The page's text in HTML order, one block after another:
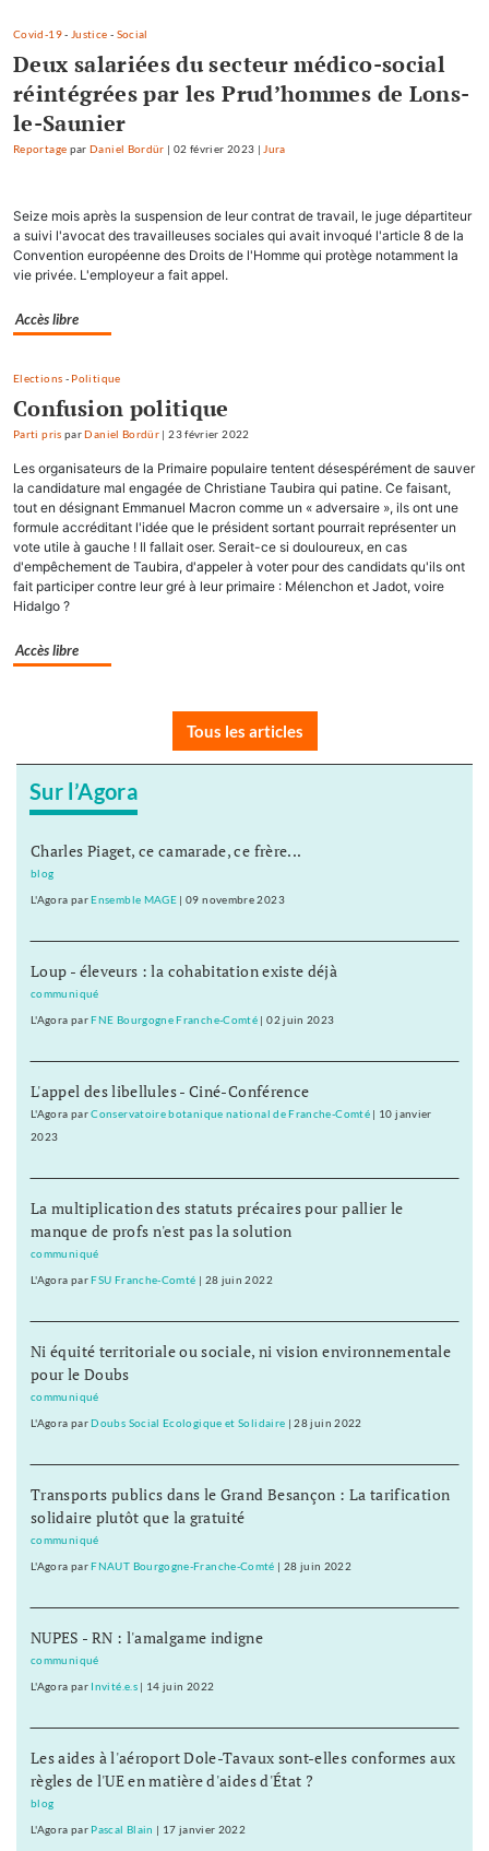
Covid-19- Justice - Social
Deux salariées du secteur médico-social
réintégrées par les Prud’hommes de Lons-
le-Saunier
Reportage parDaniel Bordür | 02 février 2023 | Jura
Seize mois après la suspension de leur contrat de travail, le juge départiteur
a suivi l'avocat des travailleuses sociales qui avait invoqué l'article 8 de la
Convention européenne des Droits de l'Homme qui protège notamment la
vie privée. L'employeur a fait appel.
Accès libre
Elections - Politique
Confusion politique
Parti pris parDaniel Bordür |23 février 2022
Les organisateurs de la Primaire populaire tentent désespérément de sauver
la candidature mal engagée de Christiane Taubira qui patine. Ce faisant,
tout en désignant Emmanuel Macron comme un « adversaire », ils ont une
formule accréditant l'idée que le président sortant pourrait représenter un
vote utile à gauche ! Il fallait oser. Serait-ce si douloureux, en cas
d'empêchement de Taubira, d'appeler à voter pour des candidats qu'ils ont
fait participer contre leur gré à leur primaire : Mélenchon et Jadot, voire
Hidalgo ?
Accès libre
Tous les articles
Sur l’Agora
Charles Piaget, ce camarade, ce frère...
blog
L'Agora parEnsemble MAGE |09 novembre 2023
Loup - éleveurs : la cohabitation existe déjà
communiqué
L'Agora parFNE Bourgogne Franche-Comté |02 juin 2023
L'appel des libellules - Ciné-Conférence
L'Agora parConservatoire botanique national de Franche-Comté| 10 janvier
2023
La multiplication des statuts précaires pour pallier le
manque de profs n'est pas la solution
communiqué
L'Agora parFSU Franche-Comté | 28 juin 2022
Ni équité territoriale ou sociale, ni vision environnementale
pour le Doubs
communiqué
L'Agora parDoubs Social Ecologique et Solidaire |28 juin 2022
Transports publics dans le Grand Besançon : La tarification
solidaire plutôt que la gratuité
communiqué
L'Agora parFNAUT Bourgogne-Franche-Comté | 28 juin 2022
NUPES - RN : l'amalgame indigne
communiqué
L'Agora par Invité.e.s| 14 juin 2022
Les aides à l'aéroport Dole-Tavaux sont-elles conformes aux
règles de l'UE en matière d'aides d'État ?
blog
L'Agora par Pascal Blain | 17 janvier 2022